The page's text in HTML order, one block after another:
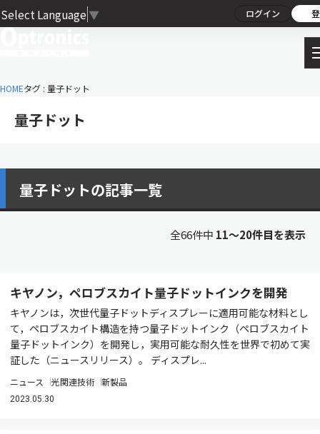
Select Language ▼ ログイン
HOMEタグ : 量子ドット
量子ドット
量子ドットの記事一覧
全66件中 11〜20件目を表示
キヤノン，ペロブスカイト量子ドットインクを開発
キヤノンは，次世代量子ドットディスプレーに適用可能な材料とし
て，ペロブスカイト構造を持つ量子ドットインク（ペロブスカイト
量子ドットインク）を開発し，実用可能な耐久性を世界で初めて実
証した（ニュースリリース）。 ディスプレ...
ニュース 光関連技術 新製品
2023.05.30